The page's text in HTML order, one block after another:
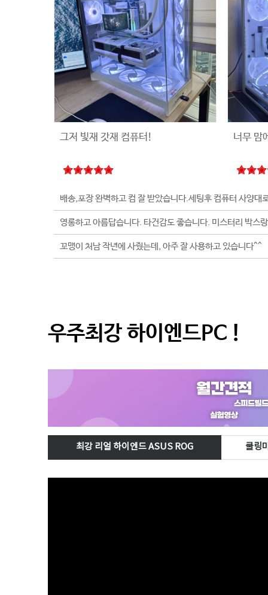
그저 빛재 갓재 컴퓨터! 너무 맘
꼬맹이 처남 작년에 사줬는데, 아주 잘 사용하고 있습니다^^
우주최강 하이엔드PC !
최강 리얼 하이엔드 ASUS ROG 쿨링